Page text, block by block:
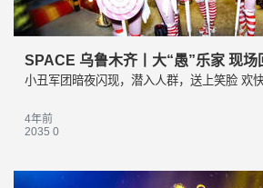
SPACE 乌鲁木齐丨大“愚”乐家 现场
小丑军团暗夜闪现，潜入人群，送上笑脸 欢
4年前
2035 0